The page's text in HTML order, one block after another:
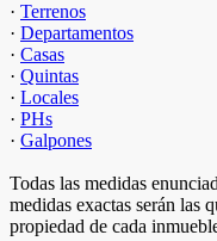
· Terrenos
· Departamentos
· Casas
· Quintas
· Locales
· PHs
· Galpones
Todas las medidas
medidas exactas serán las
propiedad de cada